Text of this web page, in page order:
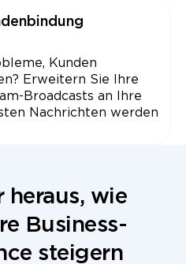
Kunden
Erweitern Sie Ihre
Broadcasts an Ihre
Nachrichten werden
heraus, wie
Business-
steigern